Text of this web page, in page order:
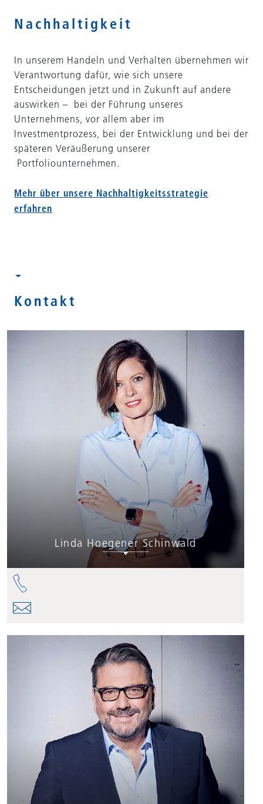
Nachhaltigkeit
In unserem Handeln und Verhalten übernehmen wir
Verantwortung dafür, wie sich unsere
Entscheidungen jetzt und in Zukunft auf andere
auswirken – bei der Führung unseres
Unternehmens, vor allem aber im
Investmentprozess, bei der Entwicklung und bei der
späteren Veräußerung unserer
Portfoliounternehmen.
Mehr über unsere Nachhaltigkeitsstrategie
erfahren
Kontakt
Linda Hoegener Schinwald